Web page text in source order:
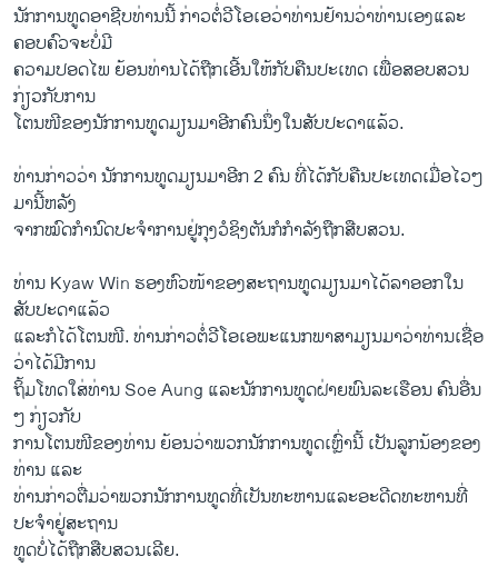
ນັກການທູດອາຊີບທ່ານນີ້ ກ່າວຕໍ່ວີໂອເອວ່າທ່ານຢ້ານວ່າທ່ານເອງແລະ
ຄອບຄົວຈະບໍ່ມີ
ຄວາມປອດໄພ ຍ້ອນທ່ານໄດ້ຖືກເອີ້ນໃຫ້ກັບຄືນປະເທດ ເພື່ອສອບສວນ
ກ່ຽວກັບການ
ໂຕນໜີຂອງນັກການທູດມຽນມາອີກຄົນນຶ່ງໃນສັບປະດາແລ້ວ.
ທ່ານກ່າວວ່າ ນັກການທູດມຽນມາອີກ 2 ຄົນ ທີ່ໄດ້ກັບຄືນປະເທດເມື່ອໄວໆ
ມານີ້ຫລັງ​
ຈາກ​ໝົດ​ກໍານົດປະຈຳການຢູ່ກຸງວໍຊິງຕັນກໍກໍາລັງ​ຖືກສືບສວນ.
ທ່ານ Kyaw Win ຮອງຫົວໜ້າຂອງສະຖານທູດມຽນມາໄດ້ລາອອກໃນ
ສັບປະດາແລ້ວ
ແລະກໍໄດ້ໂຕນໜີ. ທ່ານກ່າວຕໍ່ວີໂອເອພະແນກພາສາມຽນມາວ່າທ່ານເຊື່ອ
ວ່າໄດ້ມີການ
ຖິ້ມໂທດໃສ່ທ່ານ Soe Aung ແລະນັກການທູດຝ່າຍພົນລະເຮືອນ ຄົນອື່ນ
ໆ ກ່ຽວກັບ
ການໂຕນໜີຂອງທ່ານ ຍ້ອນ​ວ່າພວກນັກການທູດເຫຼົ່ານີ້ ເປັນລູກນ້ອງຂອງ
ທ່ານ ແລະ
ທ່ານກ່າວຕື່ມວ່າພວກນັກການທູດທີ່ເປັນທະຫານແລະອະດີດທະຫານທີ່
ປະຈຳຢູ່ສະຖານ
ທູດບໍ່ໄດ້ຖືກສືບສວນເລີຍ.